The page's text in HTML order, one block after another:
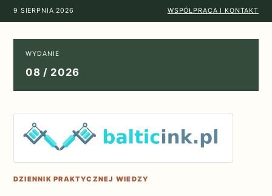
9 SIERPNIA 2026 WSPÓŁPRACA I KONTAKT
WYDANIE
08 / 2026
DZIENNIK PRAKTYCZNEJ WIEDZY